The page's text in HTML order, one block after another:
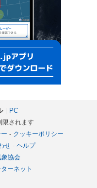
｜ PC
されます
- クッキーポリシー
せ- ヘルプ
象協会
ーネット